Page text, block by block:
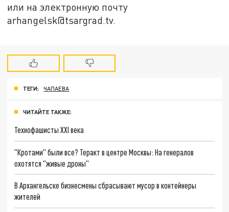
или на электронную почту
arhangelsk@tsargrad.tv.
ТЕГИ: ЧАПАЕВА
ЧИТАЙТЕ ТАКЖЕ:
Технофашисты XXI века
"Кротами" были все? Теракт в центре Москвы: На генералов
охотятся "живые дроны"
В Архангельске бизнесмены сбрасывают мусор в контейнеры
жителей